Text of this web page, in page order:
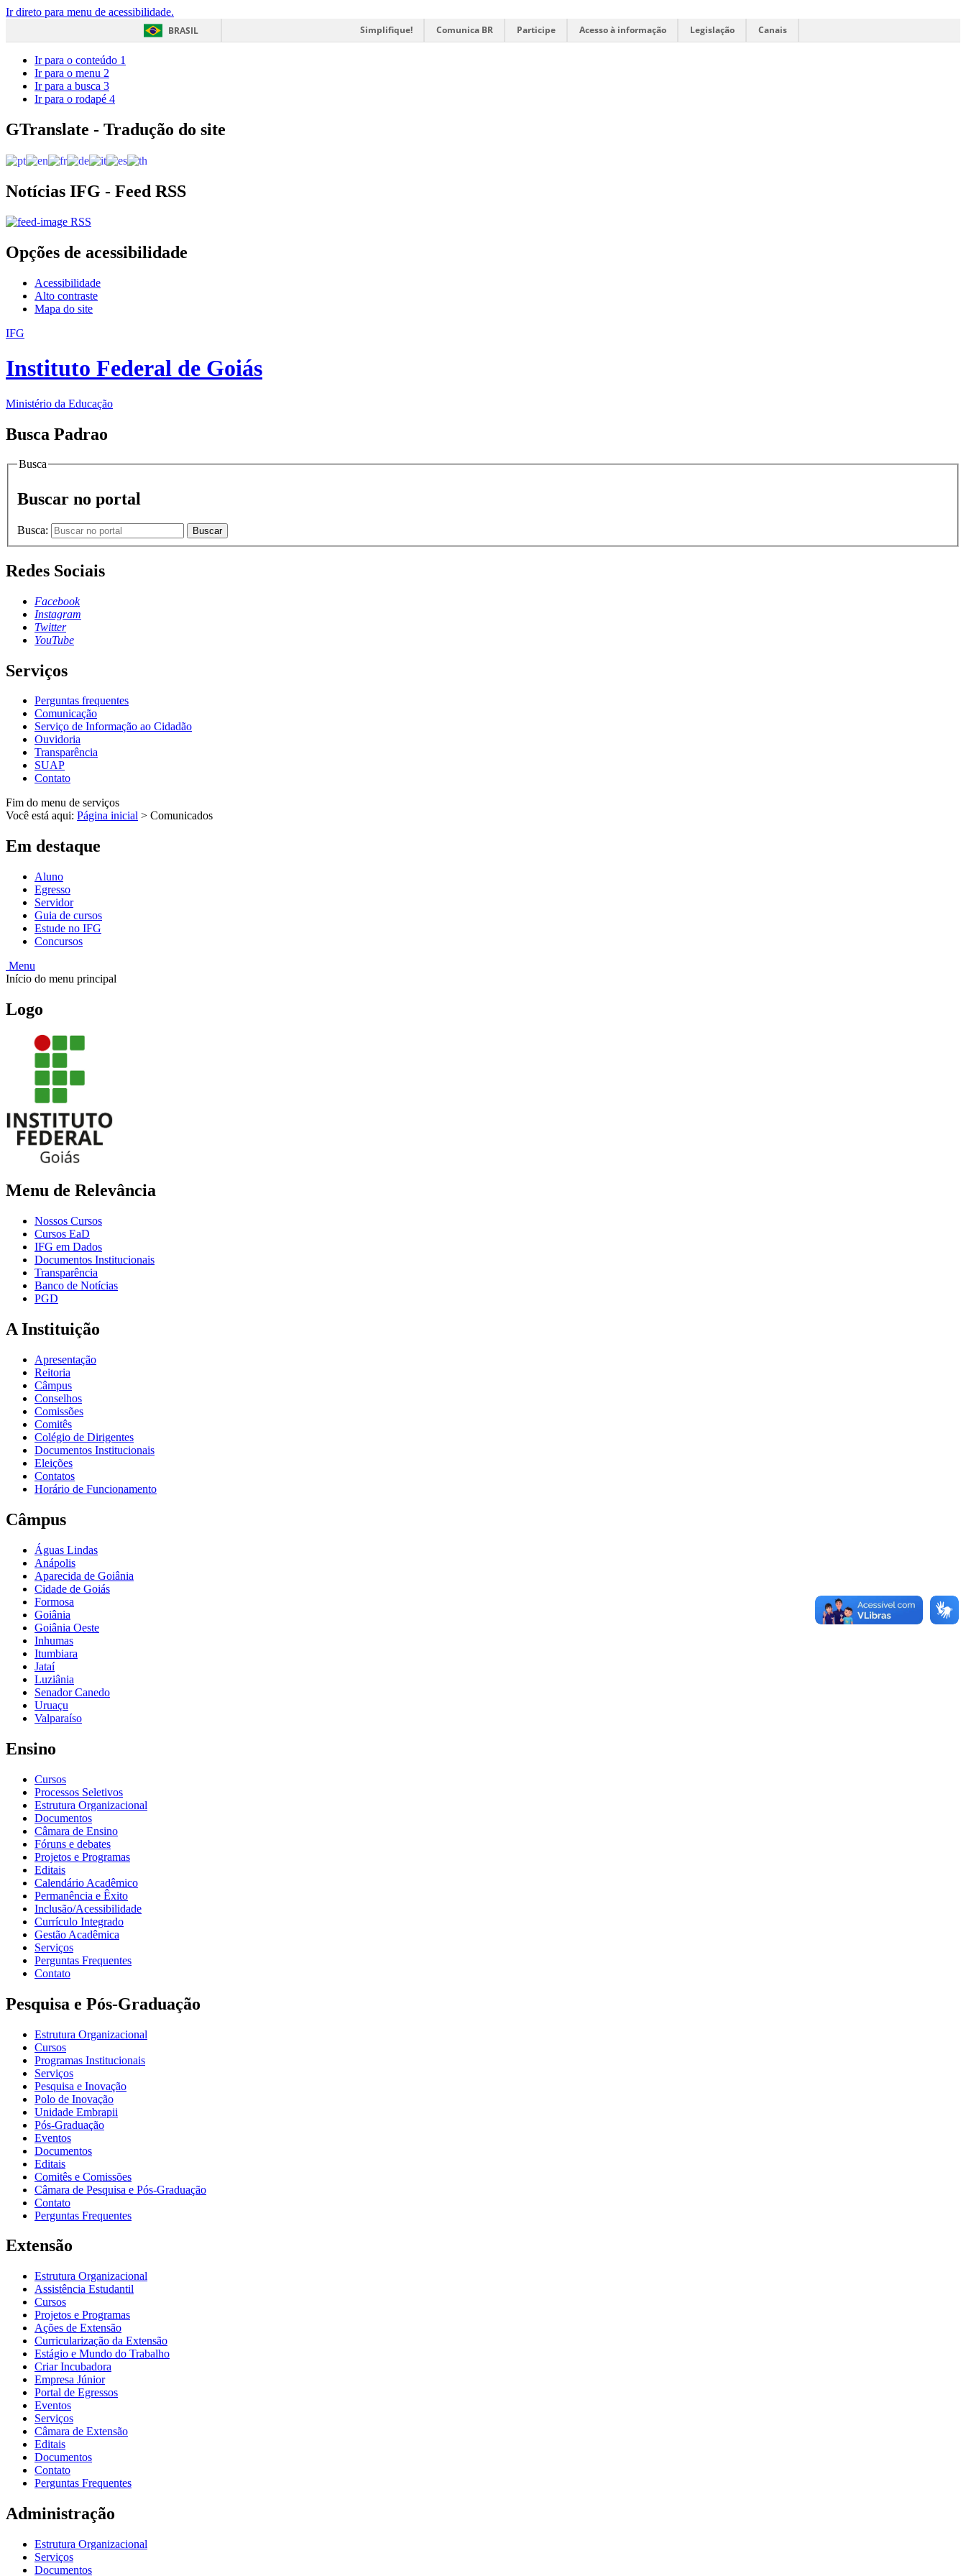
Ir direto para menu de acessibilidade.
BRASIL
Simplifique! Comunica BR Participe Acesso à informação Legislação Canais
Ir para o conteúdo 1
Ir para o menu 2
Ir para a busca 3
Ir para o rodapé 4
GTranslate - Tradução do site
Notícias IFG - Feed RSS
RSS
Opções de acessibilidade
Acessibilidade
Alto contraste
Mapa do site
IFG
Instituto Federal de Goiás
Ministério da Educação
Busca Padrao
Busca
Buscar no portal
Busca: Buscar
Redes Sociais
Facebook
Instagram
Twitter
YouTube
Serviços
Perguntas frequentes
Comunicação
Serviço de Informação ao Cidadão
Ouvidoria
Transparência
SUAP
Contato
Fim do menu de serviços
Você está aqui: Página inicial > Comunicados
Em destaque
Aluno
Egresso
Servidor
Guia de cursos
Estude no IFG
Concursos
Menu
Início do menu principal
Logo
Menu de Relevância
Nossos Cursos
Cursos EaD
IFG em Dados
Documentos Institucionais
Transparência
Banco de Notícias
PGD
A Instituição
Apresentação
Reitoria
Câmpus
Conselhos
Comissões
Comitês
Colégio de Dirigentes
Documentos Institucionais
Eleições
Contatos
Horário de Funcionamento
Câmpus
Águas Lindas
Anápolis
Aparecida de Goiânia
Cidade de Goiás
Formosa
Goiânia
Goiânia Oeste
Inhumas
Itumbiara
Jataí
Luziânia
Senador Canedo
Uruaçu
Valparaíso
Ensino
Cursos
Processos Seletivos
Estrutura Organizacional
Documentos
Câmara de Ensino
Fóruns e debates
Projetos e Programas
Editais
Calendário Acadêmico
Permanência e Êxito
Inclusão/Acessibilidade
Currículo Integrado
Gestão Acadêmica
Serviços
Perguntas Frequentes
Contato
Pesquisa e Pós-Graduação
Estrutura Organizacional
Cursos
Programas Institucionais
Serviços
Pesquisa e Inovação
Polo de Inovação
Unidade Embrapii
Pós-Graduação
Eventos
Documentos
Editais
Comitês e Comissões
Câmara de Pesquisa e Pós-Graduação
Contato
Perguntas Frequentes
Extensão
Estrutura Organizacional
Assistência Estudantil
Cursos
Projetos e Programas
Ações de Extensão
Curricularização da Extensão
Estágio e Mundo do Trabalho
Criar Incubadora
Empresa Júnior
Portal de Egressos
Eventos
Serviços
Câmara de Extensão
Editais
Documentos
Contato
Perguntas Frequentes
Administração
Estrutura Organizacional
Serviços
Documentos